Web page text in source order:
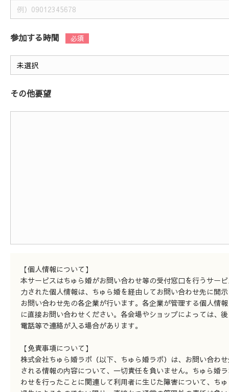
参加する時間
その他要望
【個人情報について】
本サービスはちゅら婚がお問い合わせ等の受付窓口を行うサー
力された個人情報は、ちゅら婚を経由してお問い合わせ先に開
お問い合わせ先の各企業が行います。各企業が管理する個人情
に直接お問い合わせください。各会場やショップによっては、
電話等で連絡が入る場合があります。
【免責事項について】
株式会社ちゅら婚ラボ（以下、ちゅら婚ラボ）は、お問い合わ
される情報の内容について、一切責任を負いません。ちゅら婚
わせを行ったことに関連して利用者に生じた障害について、ち